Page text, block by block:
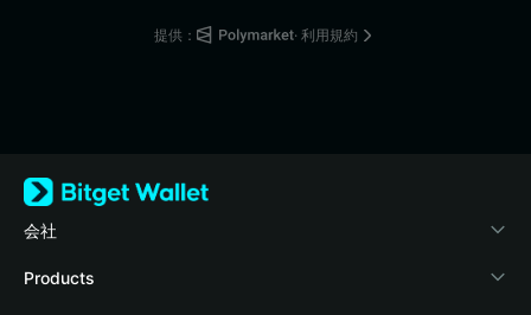
提供： · 利用規約
会社
Bitget Walletについて
Products